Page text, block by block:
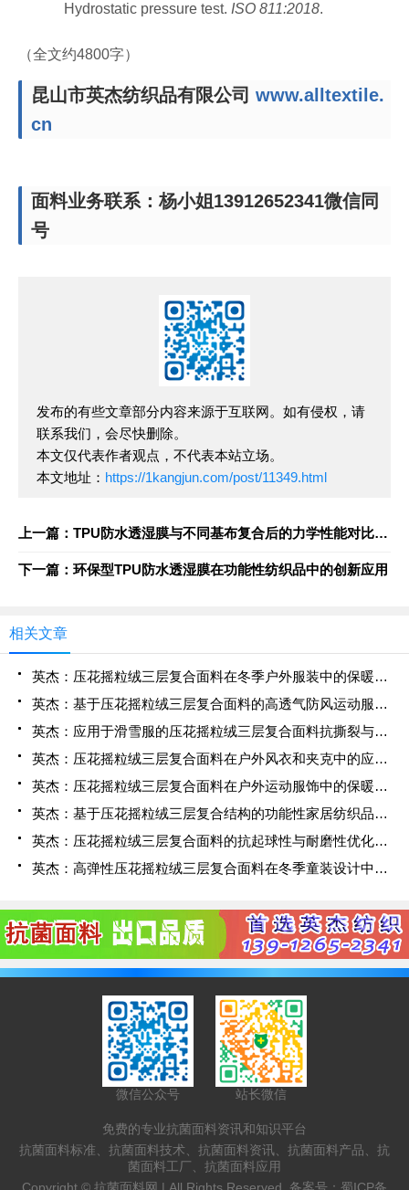
Hydrostatic pressure test. ISO 811:2018.
（全文约4800字）
昆山市英杰纺织品有限公司 www.alltextile.
cn
面料业务联系：杨小姐13912652341微信同
号
发布的有些文章部分内容来源于互联网。如有侵权，请
联系我们，会尽快删除。
本文仅代表作者观点，不代表本站立场。
本文地址： https://1kangjun.com/post/11349.html
上一篇：TPU防水透湿膜与不同基布复合后的力学性能对比研究
下一篇：环保型TPU防水透湿膜在功能性纺织品中的创新应用
相关文章
英杰：压花摇粒绒三层复合面料在冬季户外服装中的保暖性能优化研究
英杰：基于压花摇粒绒三层复合面料的高透气防风运动服饰开发
英杰：应用于滑雪服的压花摇粒绒三层复合面料抗撕裂与耐磨性提升技术
英杰：压花摇粒绒三层复合面料在户外风衣和夹克中的应用与性能
英杰：压花摇粒绒三层复合面料在户外运动服饰中的保暖与透气性能研究
英杰：基于压花摇粒绒三层复合结构的功能性家居纺织品开发与应用
英杰：压花摇粒绒三层复合面料的抗起球性与耐磨性优化技术分析
英杰：高弹性压花摇粒绒三层复合面料在冬季童装设计中的应用实践
微信公众号 站长微信
免费的专业抗菌面料资讯和知识平台
抗菌面料标准、抗菌面料技术、抗菌面料资讯、抗菌面料产品、抗
菌面料工厂、抗菌面料应用